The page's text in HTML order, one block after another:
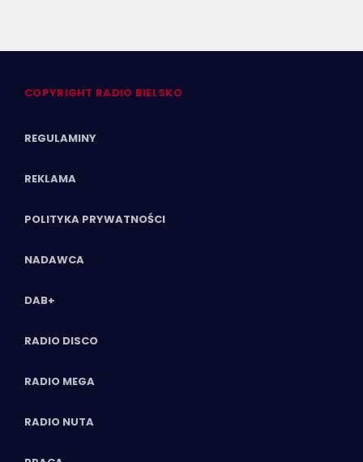
COPYRIGHT RADIO BIELSKO
REGULAMINY
REKLAMA
POLITYKA PRYWATNOŚCI
NADAWCA
DAB+
RADIO DISCO
RADIO MEGA
RADIO NUTA